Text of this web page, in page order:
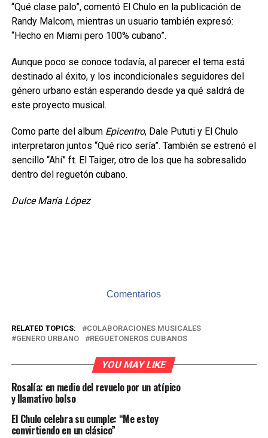
“Qué clase palo”, comentó El Chulo en la publicación de
Randy Malcom, mientras un usuario también expresó:
“Hecho en Miami pero 100% cubano”.
Aunque poco se conoce todavía, al parecer el tema está
destinado al éxito, y los incondicionales seguidores del
género urbano están esperando desde ya qué saldrá de
este proyecto musical.
Como parte del album Epicentro, Dale Pututi y El Chulo
interpretaron juntos “Qué rico sería”. También se estrenó el
sencillo “Ahí” ft. El Taiger, otro de los que ha sobresalido
dentro del reguetón cubano.
Dulce María López
Comentarios
RELATED TOPICS:
COLABORACIONES MUSICALES
GENERO URBANO
REGUETONEROS CUBANOS
YOU MAY LIKE
Rosalía: en medio del revuelo por un atípico
y llamativo bolso
El Chulo celebra su cumple: “Me estoy
convirtiendo en un clásico”